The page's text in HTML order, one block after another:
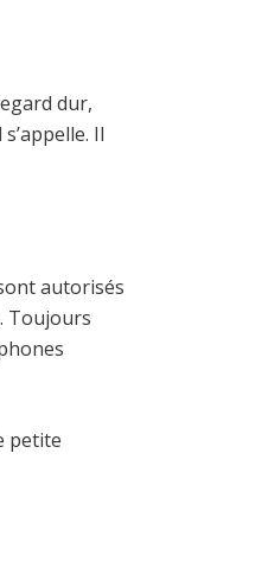
dur,
Il
autorisés
Toujours
petite